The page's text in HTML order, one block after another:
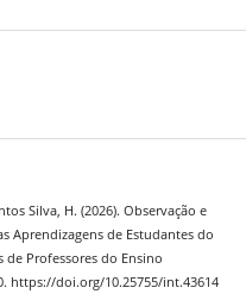
Silva, H. (2026). Observação e
Aprendizagens de Estudantes do
de Professores do Ensino
https://doi.org/10.25755/int.43614